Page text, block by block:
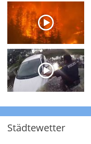
Städtewetter